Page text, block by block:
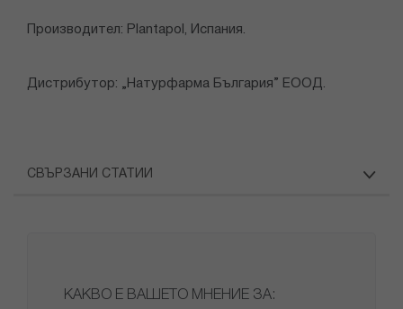
Производител: Plantapol, Испания.
Дистрибутор: „Натурфарма България” ЕООД.
СВЪРЗАНИ СТАТИИ
КАКВО Е ВАШЕТО МНЕНИЕ ЗА: